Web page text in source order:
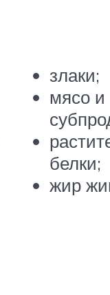
злаки;
мясо и
белки;
жир